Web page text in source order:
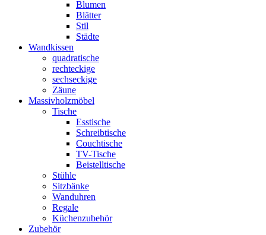
Blumen
Blätter
Stil
Städte
Wandkissen
quadratische
rechteckige
sechseckige
Zäune
Massivholzmöbel
Tische
Esstische
Schreibtische
Couchtische
TV-Tische
Beistelltische
Stühle
Sitzbänke
Wanduhren
Regale
Küchenzubehör
Zubehör